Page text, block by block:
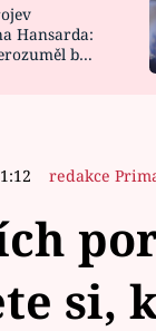
Hansarda:
by
redakce
si,